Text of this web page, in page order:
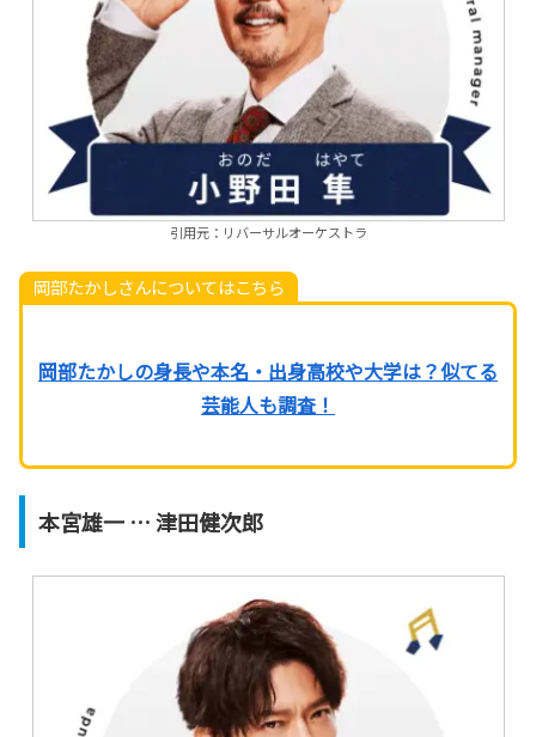
引用元：リバーサルオーケストラ
岡部たかしさんについてはこちら
岡部たかしの身長や本名・出身高校や大学は？似てる
芸能人も調査！
本宮雄一 … 津田健次郎